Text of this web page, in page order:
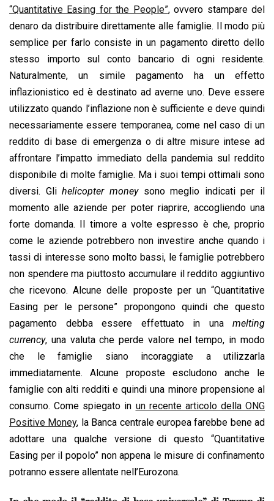
“Quantitative Easing for the People”, ovvero stampare del
denaro da distribuire direttamente alle famiglie. Il modo più
semplice per farlo consiste in un pagamento diretto dello
stesso importo sul conto bancario di ogni residente.
Naturalmente, un simile pagamento ha un effetto
inflazionistico ed è destinato ad averne uno. Deve essere
utilizzato quando l’inflazione non è sufficiente e deve quindi
necessariamente essere temporanea, come nel caso di un
reddito di base di emergenza o di altre misure intese ad
affrontare l’impatto immediato della pandemia sul reddito
disponibile di molte famiglie. Ma i suoi tempi ottimali sono
diversi. Glihelicopter moneysono meglio indicati per il
momento alle aziende per poter riaprire, accogliendo una
forte domanda. Il timore a volte espresso è che, proprio
come le aziende potrebbero non investire anche quando i
tassi di interesse sono molto bassi, le famiglie potrebbero
non spendere ma piuttosto accumulare il reddito aggiuntivo
che ricevono. Alcune delle proposte per un “Quantitative
Easing per le persone” propongono quindi che questo
pagamento debba essere effettuato in una melting
currency, una valuta che perde valore nel tempo, in modo
che le famiglie siano incoraggiate a utilizzarla
immediatamente. Alcune proposte escludono anche le
famiglie con alti redditi e quindi una minore propensione al
consumo. Come spiegato in un recente articolo della ONG
Positive Money, la Banca centrale europea farebbe bene ad
adottare una qualche versione di questo “Quantitative
Easing per il popolo” non appena le misure di confinamento
potranno essere allentate nell’Eurozona.